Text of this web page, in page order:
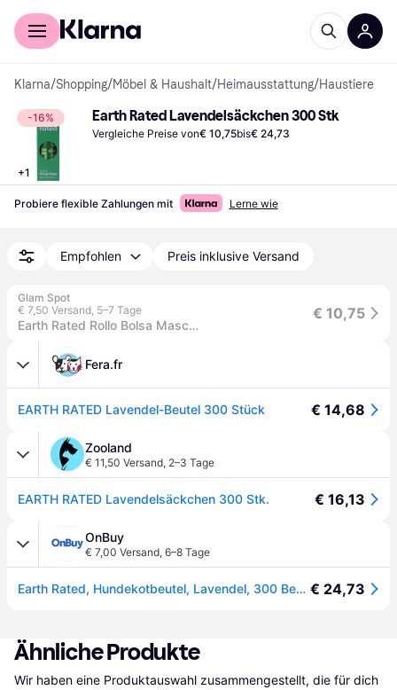
Für Shopper
Klarna/Shopping/Möbel & Haushalt/Heimausstattung/Haustiere
-16%
+1
Earth Rated Lavendelsäckchen 300 Stk
Vergleiche Preise von€ 10,75bis€ 24,73
Probiere flexible Zahlungen mit Lerne wie
Empfohlen Preis inklusive Versand
Glam Spot
€ 7,50 Versand, 5–7 Tage
Earth Rated Rollo Bolsa Mascota Dispensador Lavanda 300 Un
€ 10,75
Fera.fr
EARTH RATED Lavendel-Beutel 300 Stück € 14,68
Zooland
€ 11,50 Versand, 2–3 Tage
EARTH RATED Lavendelsäckchen 300 Stk. € 16,13
OnBuy
€ 7,00 Versand, 6–8 Tage
Earth Rated, Hundekotbeutel, Lavendel, 300 Beutel € 24,73
Ähnliche Produkte
Wir haben eine Produktauswahl zusammengestellt, die für dich